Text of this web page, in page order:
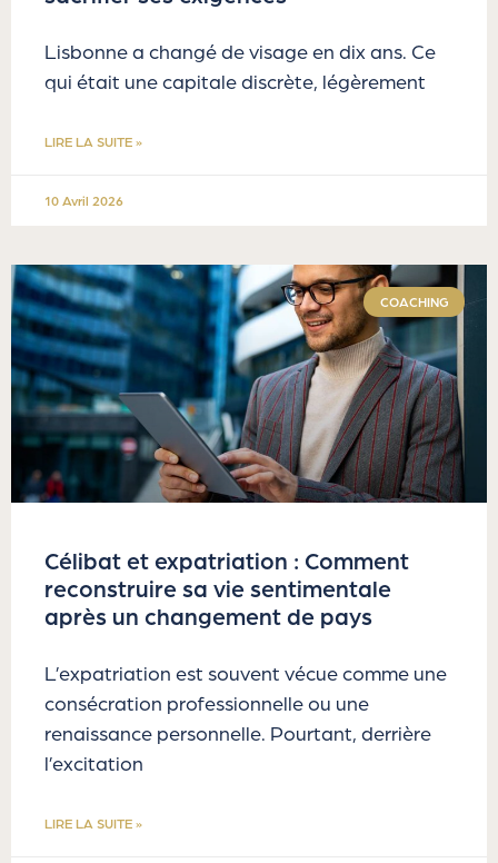
Lisbonne a changé de visage en dix ans. Ce
qui était une capitale discrète, légèrement
LIRE LA SUITE »
10 Avril 2026
COACHING
Célibat et expatriation : Comment
reconstruire sa vie sentimentale
après un changement de pays
L’expatriation est souvent vécue comme une
consécration professionnelle ou une
renaissance personnelle. Pourtant, derrière
l’excitation
LIRE LA SUITE »